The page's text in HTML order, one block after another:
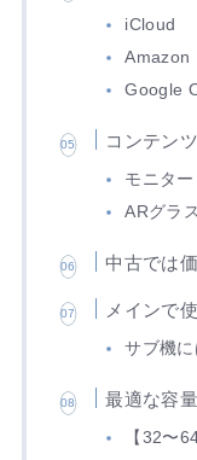
iCloud
Amazon
Google
コンテン
モニタ
ARグラ
中古では
メインで
サブ機
最適な容
【32〜